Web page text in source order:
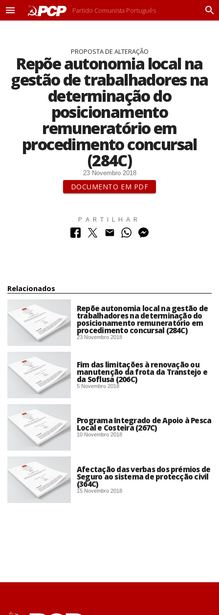
M
Partido Comunista Português
P
PROPOSTA DE ALTERAÇÃO
Repõe autonomia local na
gestão de trabalhadores na
determinação do
posicionamento
remuneratório em
procedimento concursal
(284C)
23 Novembro 2018
DOCUMENTO EM PDF
PARTILHAR
Relacionados
Repõe autonomia local na gestão de
trabalhadores na determinação do
posicionamento remuneratório em
procedimento concursal (284C)
23 Novembro 2018
Fim das limitações à renovação ou
manutenção da frota da Transtejo e
da Soflusa (206C)
5 Novembro 2018
Programa Integrado de Apoio à Pesca
Local e Costeira (267C)
10 Novembro 2018
Afectação das verbas dos prémios de
Seguro ao sistema de protecção civil
(364C)
15 Novembro 2018